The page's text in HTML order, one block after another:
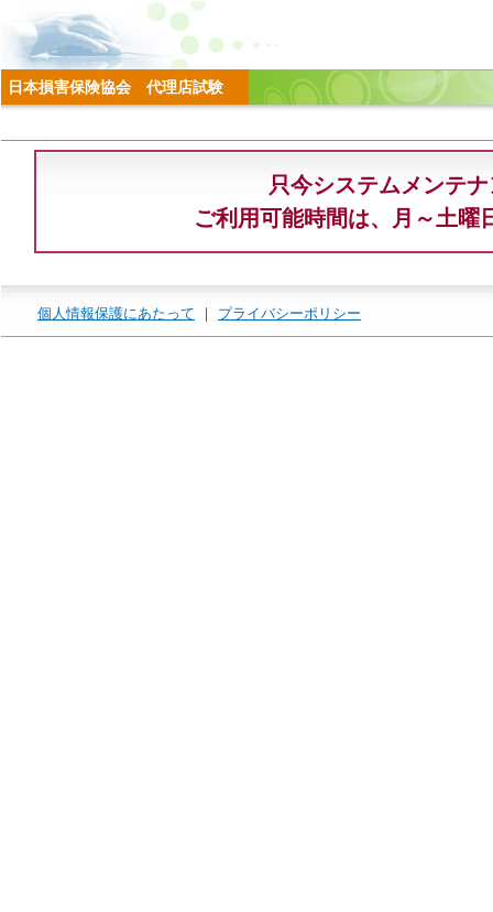
日本損害保険協会 代理店試験
只今システムメンテ
ご利用可能時間は、月～土曜
個人情報保護にあたって ｜ プライバシーポリシー